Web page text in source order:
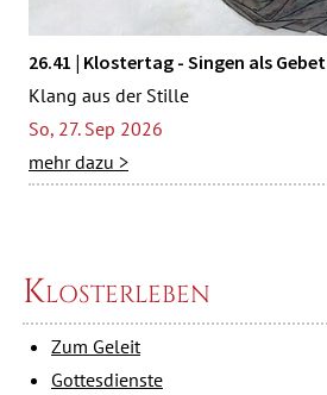
26.41 | Klostertag - Singen als Gebet
Klang aus der Stille
So, 27. Sep 2026
mehr dazu >
Klosterleben
Zum Geleit
Gottesdienste